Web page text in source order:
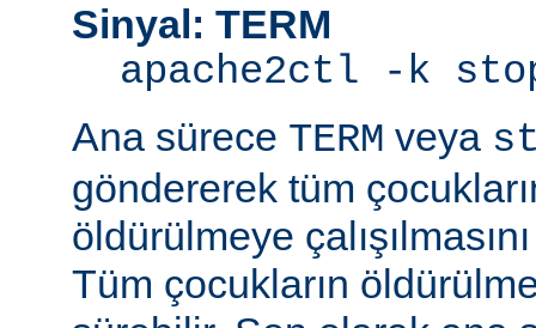
Sinyal: TERM
apache2ctl -k
Ana sürece TERM veya
göndererek tüm
öldürülmeye
Tüm çocukların